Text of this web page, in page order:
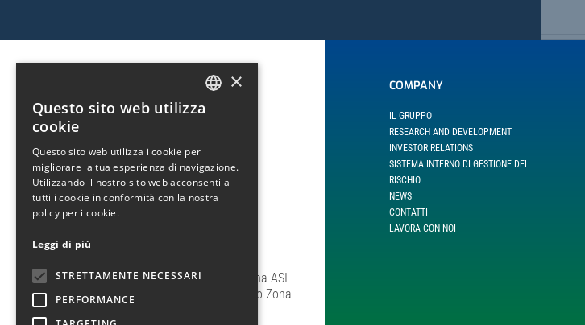
PLC S.p.a.
Sede legale:
Via delle Industrie, 100
Località Pantano Zona ASI
80011 – Acerra (NA)
Via delle Industrie, 100 – Località Pantano Zona ASI
Via delle Industrie, 272/274 – Località Pantano Zona
ASI
COMPANY
IL GRUPPO
RESEARCH AND DEVELOPMENT
INVESTOR RELATIONS
SISTEMA INTERNO DI GESTIONE DEL
RISCHIO
NEWS
CONTATTI
LAVORA CON NOI
×
Questo sito web utilizza
cookie
Questo sito web utilizza i cookie per
migliorare la tua esperienza di navigazione.
Utilizzando il nostro sito web acconsenti a
tutti i cookie in conformità con la nostra
policy per i cookie.
Leggi di più
STRETTAMENTE NECESSARI
PERFORMANCE